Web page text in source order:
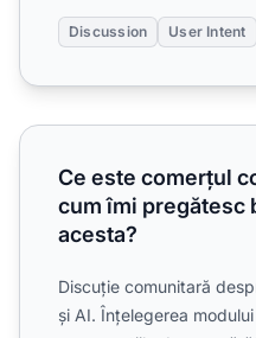
Discussion User Intent
Ce este comerțul
Ce este comerțul
cum îmi pregătesc
acesta?
Discuție comunitară
și AI. Înțelegerea